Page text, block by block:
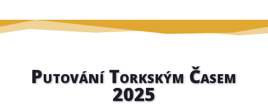
Putování Torkským Časem
2025